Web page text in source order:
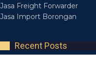
Jasa Freight Forwarder
Jasa Import Borongan
Recent Posts